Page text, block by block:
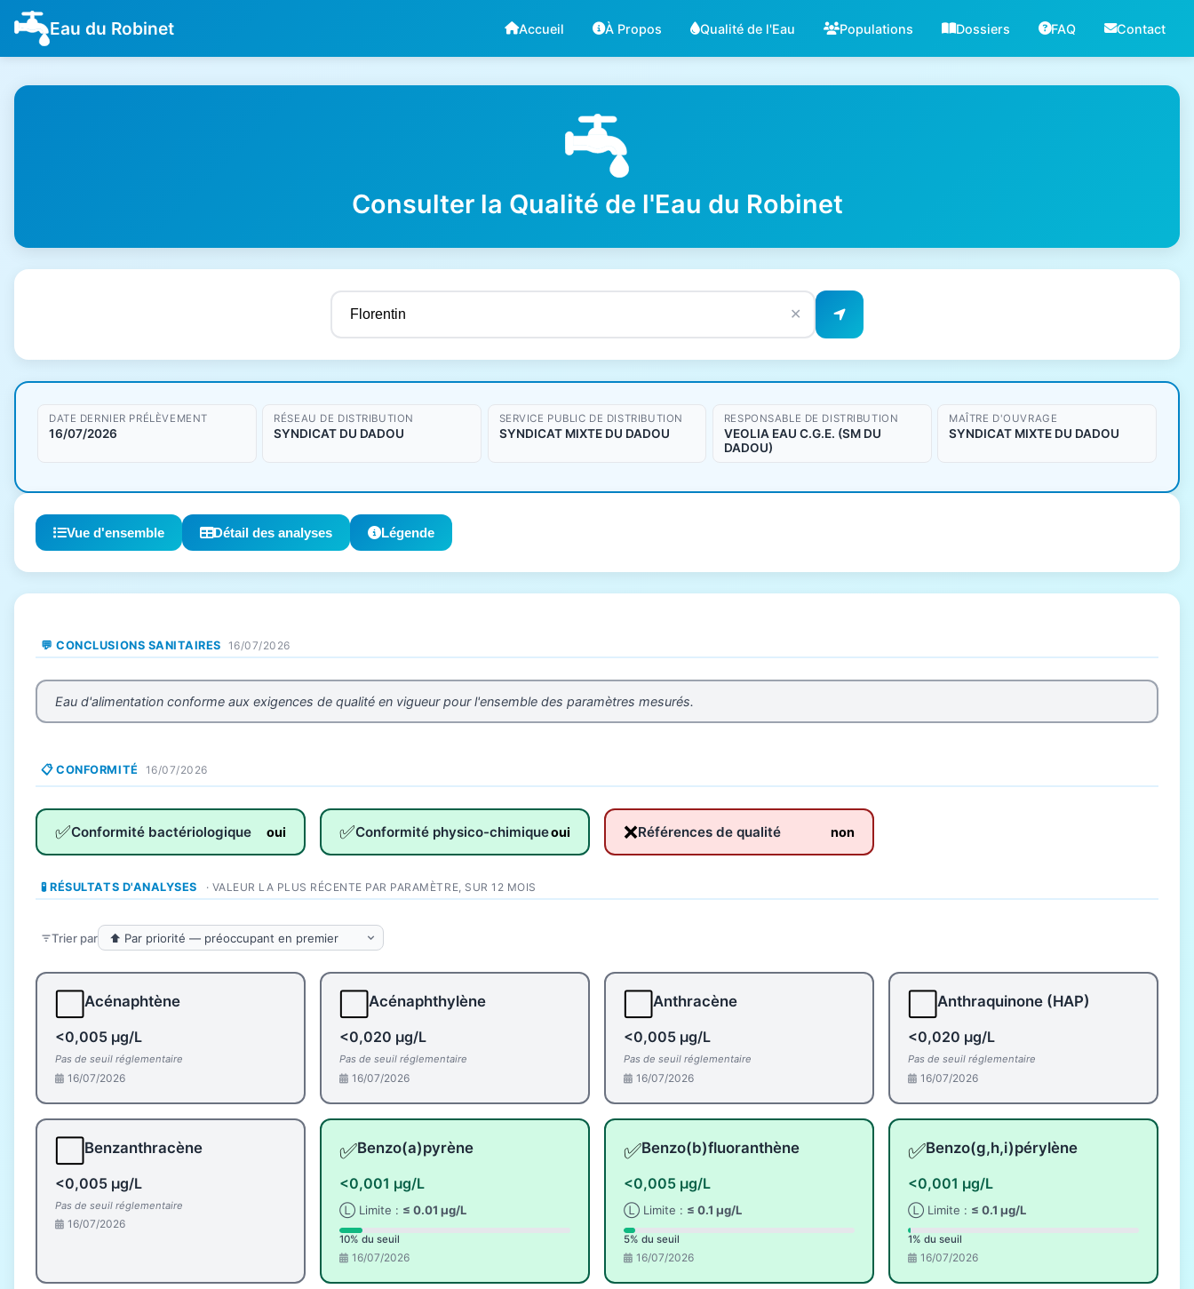
Eau du Robinet Accueil À Propos Qualité de l'Eau Populations Dossiers FAQ Contact
Consulter la Qualité de l'Eau du Robinet
✕
Résultats de qualité de l'eau
DATE DERNIER PRÉLÈVEMENT
16/07/2026
RÉSEAU DE DISTRIBUTION
SYNDICAT DU DADOU
SERVICE PUBLIC DE DISTRIBUTION
SYNDICAT MIXTE DU DADOU
RESPONSABLE DE DISTRIBUTION
VEOLIA EAU C.G.E. (SM DU
DADOU)
MAÎTRE D'OUVRAGE
SYNDICAT MIXTE DU DADOU
Vue d'ensemble Détail des analyses Légende
💬 CONCLUSIONS SANITAIRES 16/07/2026
Eau d'alimentation conforme aux exigences de qualité en vigueur pour l'ensemble des paramètres mesurés.
📋 CONFORMITÉ 16/07/2026
✅Conformité bactériologique oui ✅Conformité physico-chimiqueoui ❌Références de qualité non
🧪 RÉSULTATS D'ANALYSES · VALEUR LA PLUS RÉCENTE PAR PARAMÈTRE, SUR 12 MOIS
Trier par
Acénaphtène
<0,005 µg/L
Pas de seuil réglementaire
16/07/2026
Acénaphthylène
<0,020 µg/L
Pas de seuil réglementaire
16/07/2026
Anthracène
<0,005 µg/L
Pas de seuil réglementaire
16/07/2026
Anthraquinone (HAP)
<0,020 µg/L
Pas de seuil réglementaire
16/07/2026
Benzanthracène
<0,005 µg/L
Pas de seuil réglementaire
16/07/2026
✅Benzo(a)pyrène
<0,001 µg/L
Ⓛ Limite : ≤ 0.01 µg/L
10% du seuil
16/07/2026
✅Benzo(b)fluoranthène
<0,005 µg/L
Ⓛ Limite : ≤ 0.1 µg/L
5% du seuil
16/07/2026
✅Benzo(g,h,i)pérylène
<0,001 µg/L
Ⓛ Limite : ≤ 0.1 µg/L
1% du seuil
16/07/2026